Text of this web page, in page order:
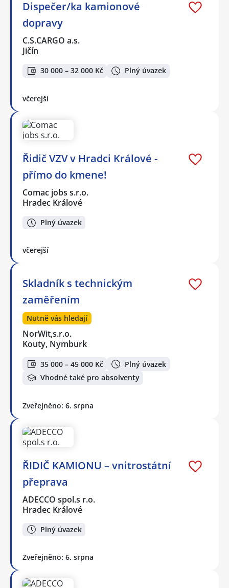
Dispečer/ka kamionové
dopravy
C.S.CARGO a.s.
Jičín
30 000 – 32 000 Kč Plný úvazek
včerejší
Řidič VZV v Hradci Králové -
přímo do kmene!
Comac jobs s.r.o.
Hradec Králové
Plný úvazek
včerejší
Skladník s technickým
zaměřením
Nutně vás hledají
NorWit,s.r.o.
Kouty, Nymburk
35 000 – 45 000 Kč
Plný úvazek
Vhodné také pro absolventy
Zveřejněno: 6. srpna
ŘIDIČ KAMIONU – vnitrostátní
přeprava
ADECCO spol.s r.o.
Hradec Králové
Plný úvazek
Zveřejněno: 6. srpna